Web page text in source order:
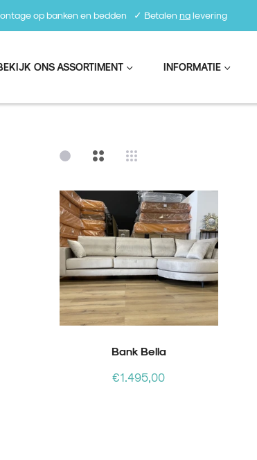
op banken en bedden⠀✓ Betalen nalevering
ONS ASSORTIMENT INFORMATIE
Bank Bella
Normale
€1.495,00